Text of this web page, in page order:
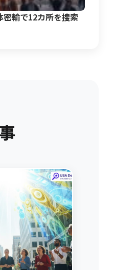
密輸で12カ所を捜索